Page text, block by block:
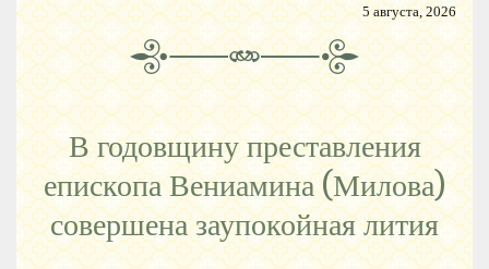
5 августа, 2026
В годовщину преставления
епископа Вениамина (Милова)
совершена заупокойная лития